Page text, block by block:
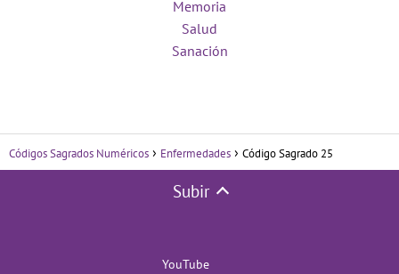
Memoria
Salud
Sanación
Códigos Sagrados Numéricos Enfermedades Código Sagrado 25
Subir
YouTube